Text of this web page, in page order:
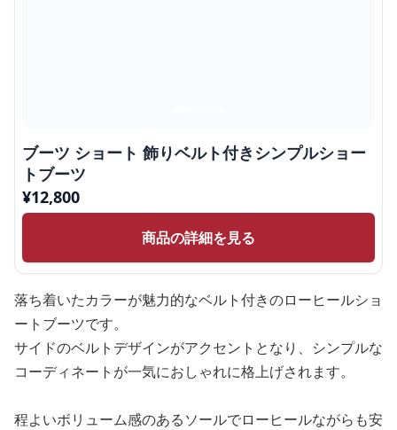
ブーツ ショート 飾りベルト付きシンプルショー
トブーツ
¥12,800
商品の詳細を見る
落ち着いたカラーが魅力的なベルト付きのローヒールショ
ートブーツです。
サイドのベルトデザインがアクセントとなり、シンプルな
コーディネートが一気におしゃれに格上げされます。
程よいボリューム感のあるソールでローヒールながらも安